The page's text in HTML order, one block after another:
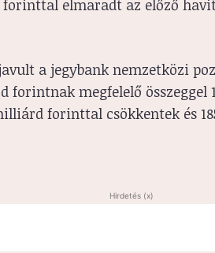
elmaradt az előző
a jegybank nemzetközi
forintnak megfelelő
forinttal csökkentek és
Hirdetés (x)